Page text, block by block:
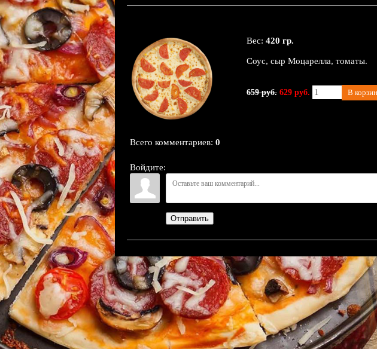
Вес: 420 гр.
Соус, сыр Моцарелла, томаты.
659 руб. 629 руб.
Всего комментариев: 0
Войдите:
Отправить